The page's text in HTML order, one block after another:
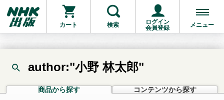
カート 検索
ログイン
会員登録
メニュー
author:"小野 林太郎"
商品から探す コンテンツから探す